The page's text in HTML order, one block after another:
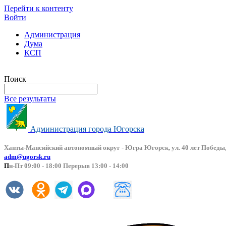
Перейти к контенту
Войти
Администрация
Дума
КСП
Поиск
Все результаты
Администрация города Югорска
Ханты-Мансийский автономный округ - Югра Югорск, ул. 40 лет
adm@ugorsk.ru
Пн-Пт 09:00 - 18:00 Перерыв 13:00 - 14:00